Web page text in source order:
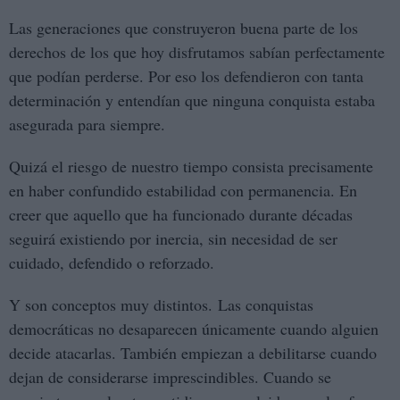
Las generaciones que construyeron buena parte de los
derechos de los que hoy disfrutamos sabían perfectamente
que podían perderse. Por eso los defendieron con tanta
determinación y entendían que ninguna conquista estaba
asegurada para siempre.
Quizá el riesgo de nuestro tiempo consista precisamente
en haber confundido estabilidad con permanencia. En
creer que aquello que ha funcionado durante décadas
seguirá existiendo por inercia, sin necesidad de ser
cuidado, defendido o reforzado.
Y son conceptos muy distintos. Las conquistas
democráticas no desaparecen únicamente cuando alguien
decide atacarlas. También empiezan a debilitarse cuando
dejan de considerarse imprescindibles. Cuando se